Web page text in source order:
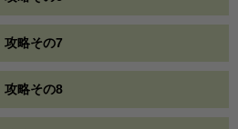
攻略その7
攻略その8